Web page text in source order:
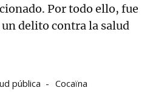
Por todo ello, fue
delito contra la salud
pública Cocaïna